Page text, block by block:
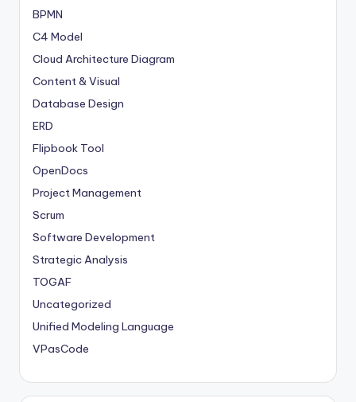
BPMN
C4 Model
Cloud Architecture Diagram
Content & Visual
Database Design
ERD
Flipbook Tool
OpenDocs
Project Management
Scrum
Software Development
Strategic Analysis
TOGAF
Uncategorized
Unified Modeling Language
VPasCode